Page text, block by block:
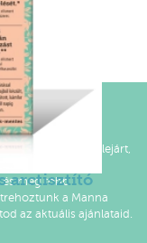
arctisztító
ideje lejárt,
még több
a Manna
az aktuális ajánlataid.